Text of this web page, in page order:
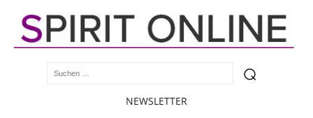
NEWSLETTER